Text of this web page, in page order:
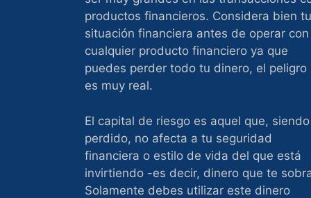
productos financieros. Considera bien tu
situación financiera antes de operar con
cualquier producto financiero ya que
puedes perder todo tu dinero, el peligro
es muy real.
El capital de riesgo es aquel que, siendo
perdido, no afecta a tu seguridad
financiera o estilo de vida del que está
invirtiendo -es decir, dinero que te
Solamente debes utilizar este dinero